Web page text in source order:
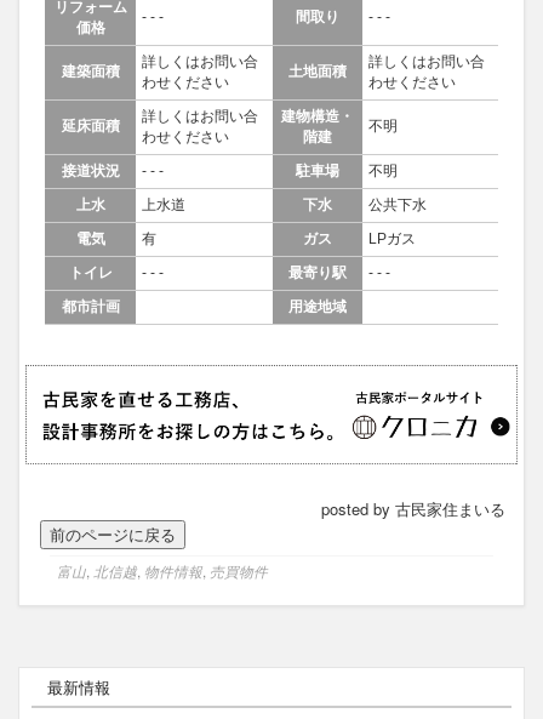
リフォーム
価格
- - - 間取り - - -
建築面積
詳しくはお問い合
わせください
土地面積
詳しくはお問い合
わせください
延床面積
詳しくはお問い合
わせください
建物構造・
階建
不明
接道状況 - - - 駐車場
不明
上水
上水道 下水
公共下水
電気
有 ガス
LPガス
トイレ
- - - 最寄り駅
- - -
都市計画
用途地域
posted by 古民家住まいる
富山, 北信越, 物件情報, 売買物件
最新情報